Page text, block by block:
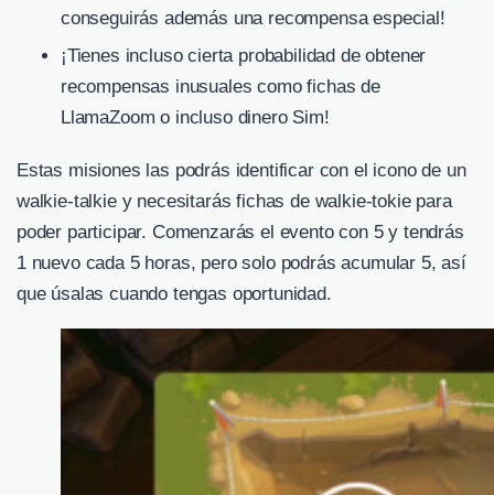
conseguirás además una recompensa especial!
¡Tienes incluso cierta probabilidad de obtener
recompensas inusuales como fichas de
LlamaZoom o incluso dinero Sim!
Estas misiones las podrás identificar con el icono de un
walkie-talkie y necesitarás fichas de walkie-tokie para
poder participar. Comenzarás el evento con 5 y tendrás
1 nuevo cada 5 horas, pero solo podrás acumular 5, así
que úsalas cuando tengas oportunidad.